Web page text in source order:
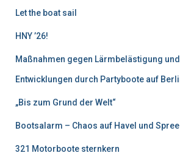
Let the boat sail
HNY ’26!
Maßnahmen gegen Lärmbelästigung
Entwicklungen durch Partyboote auf
„Bis zum Grund der Welt“
Bootsalarm – Chaos auf Havel und Spree
321 Motorboote sternkern